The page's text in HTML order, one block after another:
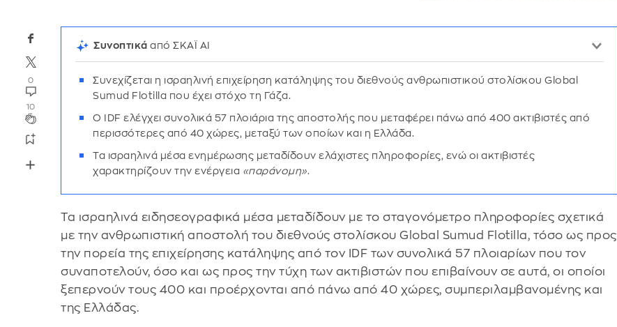
0
10
Συνοπτικάαπό ΣΚΑΪ AI
Συνεχίζεται η ισραηλινή επιχείρηση κατάληψης του διεθνούς ανθρωπιστικού στολίσκου Global
Sumud Flotilla που έχει στόχο τη Γάζα.
Ο IDF ελέγχει συνολικά 57 πλοιάρια της αποστολής που μεταφέρει πάνω από 400 ακτιβιστές από
περισσότερες από 40 χώρες, μεταξύ των οποίων και η Ελλάδα.
Τα ισραηλινά μέσα ενημέρωσης μεταδίδουν ελάχιστες πληροφορίες, ενώ οι ακτιβιστές
χαρακτηρίζουν την ενέργεια «παράνομη».
Τα ισραηλινά ειδησεογραφικά μέσα μεταδίδουν με το σταγονόμετρο πληροφορίες σχετικά
με την ανθρωπιστική αποστολή του διεθνούς στολίσκου Global Sumud Flotilla, τόσο ως προς
την πορεία της επιχείρησης κατάληψης από τον IDF των συνολικά 57 πλοιαρίων που τον
συναποτελούν, όσο και ως προς την τύχη των ακτιβιστών που επιβαίνουν σε αυτά, οι οποίοι
ξεπερνούν τους 400 και προέρχονται από πάνω από 40 χώρες, συμπεριλαμβανομένης και
της Ελλάδας.